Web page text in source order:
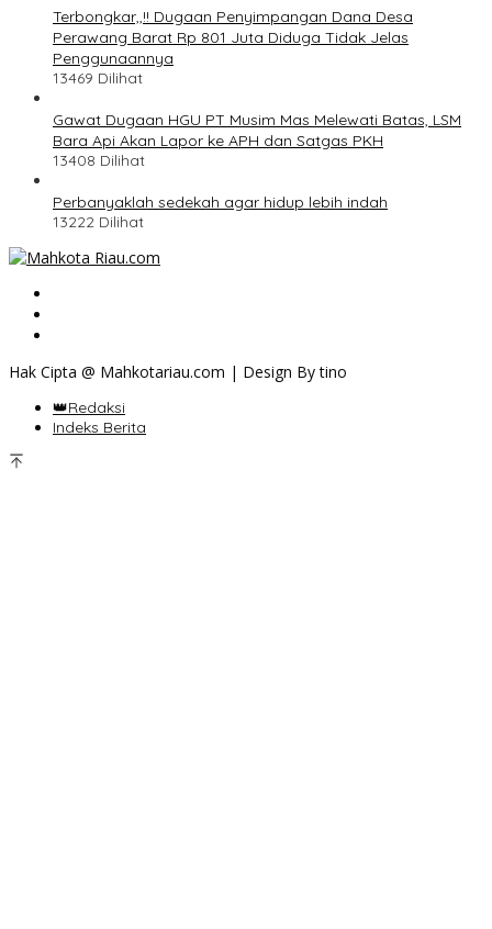
Terbongkar,,!! Dugaan Penyimpangan Dana Desa
Perawang Barat Rp 801 Juta Diduga Tidak Jelas
Penggunaannya
13469 Dilihat
Gawat Dugaan HGU PT Musim Mas Melewati Batas, LSM
Bara Api Akan Lapor ke APH dan Satgas PKH
13408 Dilihat
Perbanyaklah sedekah agar hidup lebih indah
13222 Dilihat
Hak Cipta @ Mahkotariau.com | Design By tino
👑Redaksi
Indeks Berita